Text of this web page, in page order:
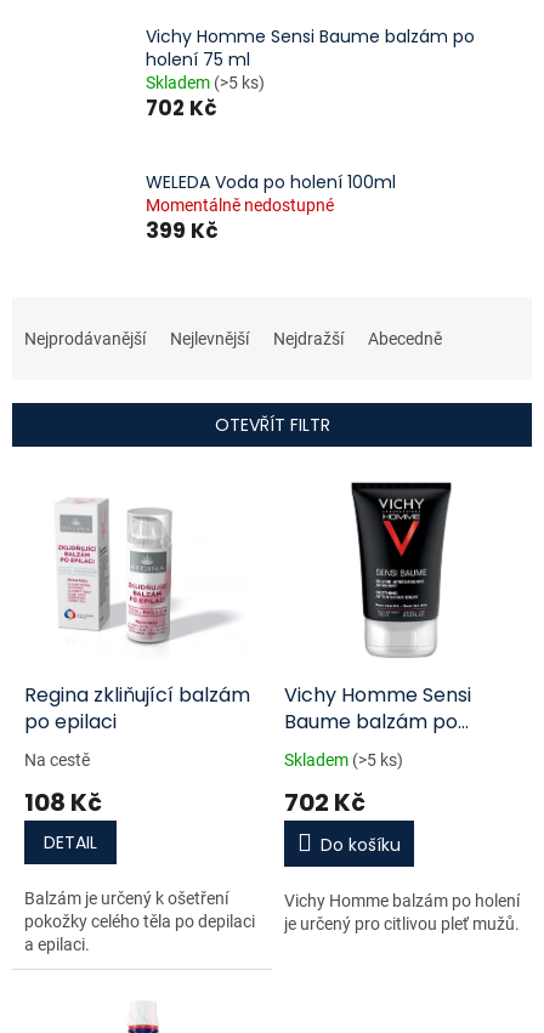
Vichy Homme Sensi Baume balzám po
holení 75 ml
Skladem (>5 ks)
702 Kč
WELEDA Voda po holení 100ml
Momentálně nedostupné
399 Kč
a
í
Nejprodávanější Nejlevnější Nejdražší Abecedně
OTEVŘÍT FILTR
dRegina zkliňující balzám
po epilaci
Na cestě
108 Kč
DETAIL
Balzám je určený k ošetření
pokožky celého těla po depilaci
a epilaci.
Vichy Homme Sensi
Baume balzám po
holení 75 ml
Skladem (>5 ks)
702 Kč
Do košíku
Vichy Homme balzám po holení
je určený pro citlivou pleť mužů.